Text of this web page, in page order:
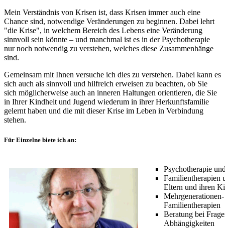
Mein Verständnis von Krisen ist, dass Krisen immer auch eine
Chance sind, notwendige Veränderungen zu beginnen. Dabei lehrt
"die Krise", in welchem Bereich des Lebens eine Veränderung
sinnvoll sein könnte – und manchmal ist es in der Psychotherapie
nur noch notwendig zu verstehen, welches diese Zusammenhänge
sind.
Gemeinsam mit Ihnen versuche ich dies zu verstehen. Dabei kann es
sich auch als sinnvoll und hilfreich erweisen zu beachten, ob Sie
sich möglicherweise auch an inneren Haltungen orientieren, die Sie
in Ihrer Kindheit und Jugend wiederum in ihrer Herkunftsfamilie
gelernt haben und die mit dieser Krise im Leben in Verbindung
stehen.
Für Einzelne biete ich an:
Psychotherapie
Familientherapien
Eltern und ihren
Mehrgenerationen-
Familientherapien
Beratung bei
Abhängigkeiten